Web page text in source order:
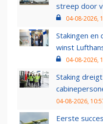
streep door
04-08-2026,
Stakingen en
winst
04-08-2026,
Staking
04-08-2026,
Eerste